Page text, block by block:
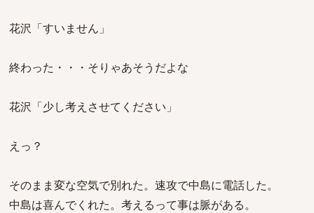
花沢「すいません」
終わった・・・そりゃあそうだよな
花沢「少し考えさせてください」
えっ？
そのまま変な空気で別れた。速攻で中島に電話した。
中島は喜んでくれた。考えるって事は脈がある。